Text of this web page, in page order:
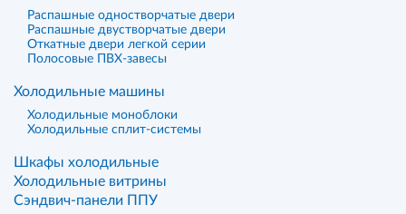
Распашные одностворчатые двери
Распашные двустворчатые двери
Откатные двери легкой серии
Полосовые ПВХ-завесы
Холодильные машины
Холодильные моноблоки
Холодильные сплит-системы
Шкафы холодильные
Холодильные витрины
Сэндвич-панели ППУ